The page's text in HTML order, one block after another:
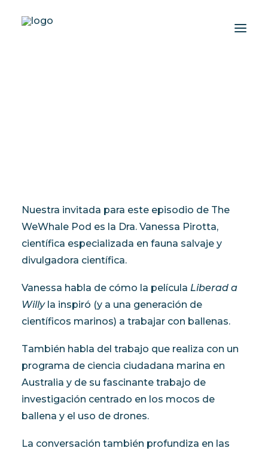
Login / Register
My Wishlist
Cart
Nuestra invitada para este episodio de The
WeWhale Pod es la Dra. Vanessa Pirotta,
científica especializada en fauna salvaje y
divulgadora científica.
Vanessa habla de cómo la película Liberad a
Willyla inspiró (y a una generación de
científicos marinos) a trabajar con ballenas.
También habla del trabajo que realiza con un
programa de ciencia ciudadana marina en
Australia y de su fascinante trabajo de
investigación centrado en los mocos de
ballena y el uso de drones.
La conversación también profundiza en las